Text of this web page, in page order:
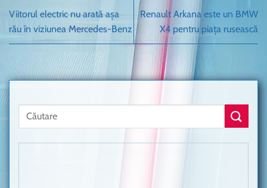
Viitorul electric nu arată așa
rău în viziunea Mercedes-Benz
Renault Arkana este un BMW
X4 pentru piața rusească